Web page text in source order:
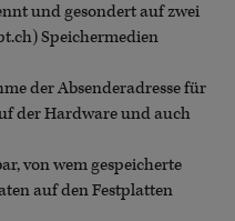
und gesondert auf zwei
Speichermedien
der Absenderadresse für
der Hardware und auch
von wem gespeicherte
auf den Festplatten